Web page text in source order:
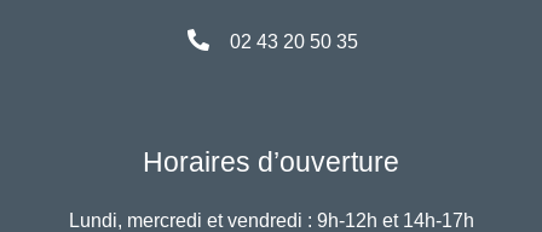
02 43 20 50 35
Horaires d’ouverture
Lundi, mercredi et vendredi : 9h-12h et 14h-17h